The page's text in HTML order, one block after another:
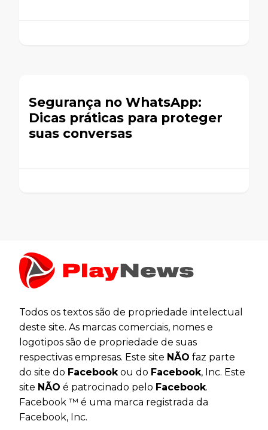
Segurança no WhatsApp:
Dicas práticas para proteger
suas conversas
Todos os textos são de propriedade intelectual
deste site. As marcas comerciais, nomes e
logotipos são de propriedade de suas
respectivas empresas. Este site NÃO faz parte
do site do Facebookou do Facebook, Inc. Este
site NÃO é patrocinado pelo Facebook.
Facebook ™ é uma marca registrada da
Facebook, Inc.